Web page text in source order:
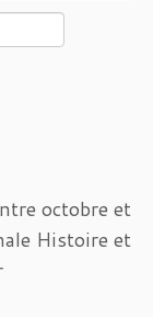
octobre et
Histoire et